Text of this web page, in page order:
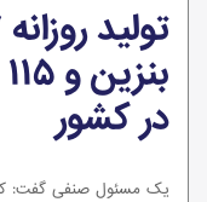
در کشور